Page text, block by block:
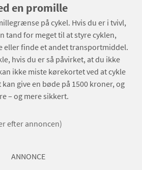
en promille
på cykel. Hvis du er i tvivl,
tand for meget til at styre cyklen,
eller finde et andet transportmiddel.
hvis du er så påvirket, at du ikke
ikke miste kørekortet ved at cykle
give en bøde på 1500 kroner, og
– og mere sikkert.
efter annoncen)
ANNONCE